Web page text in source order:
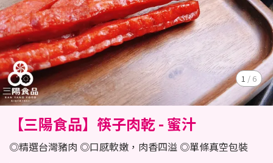
1 / 6
【三陽食品】筷子肉乾 - 蜜汁
◎精選台灣豬肉 ◎口感軟嫩，肉香四溢 ◎單條真空包裝